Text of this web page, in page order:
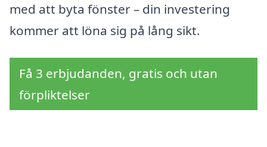
med att byta fönster – din investering
kommer att löna sig på lång sikt.
Få 3 erbjudanden, gratis och utan
förpliktelser